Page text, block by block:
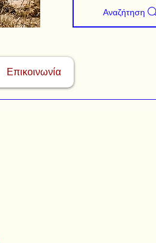
Επικοινωνία
Αναζήτηση